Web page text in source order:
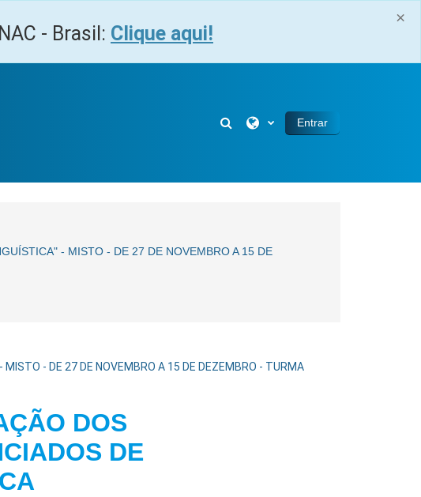
×
- Brasil: Clique aqui!
Alternar entrada de pesquisa
Entrar
- MISTO - DE 27 DE NOVEMBRO A 15 DE
MISTO - DE 27 DE NOVEMBRO A 15 DE DEZEMBRO - TURMA
DOS
DE